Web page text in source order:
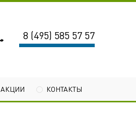
8 (495) 585 57 57
АКЦИИ КОНТАКТЫ